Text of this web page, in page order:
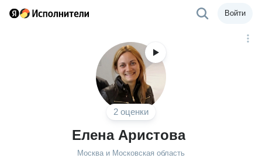
Войти
2 оценки
Елена Аристова
Москва и Московская область